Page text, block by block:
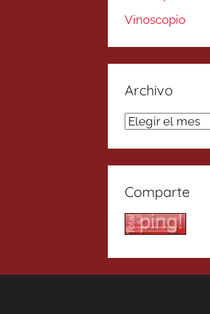
Vinoscopio
Archivo
Archivo
Comparte